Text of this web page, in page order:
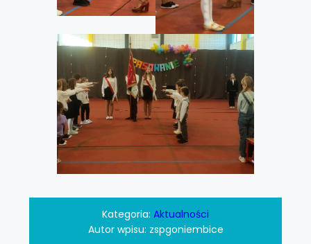
Kategoria: Aktualności
Autor wpisu: zspgoniembice